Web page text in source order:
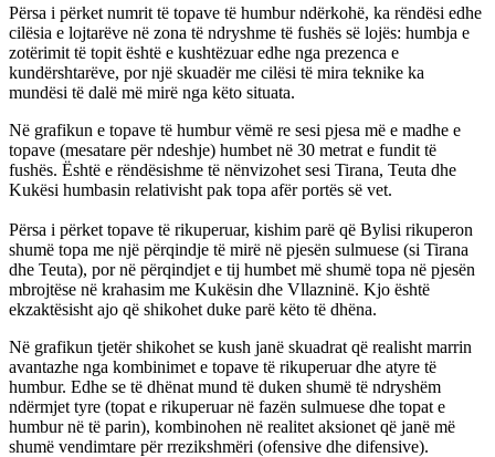
Përsa i përket numrit të topave të humbur ndërkohë, ka rëndësi edhe
cilësia e lojtarëve në zona të ndryshme të fushës së lojës: humbja e
zotërimit të topit është e kushtëzuar edhe nga prezenca e
kundërshtarëve, por një skuadër me cilësi të mira teknike ka
mundësi të dalë më mirë nga këto situata.
Në grafikun e topave të humbur vëmë re sesi pjesa më e madhe e
topave (mesatare për ndeshje) humbet në 30 metrat e fundit të
fushës. Është e rëndësishme të nënvizohet sesi Tirana, Teuta dhe
Kukësi humbasin relativisht pak topa afër portës së vet.
Përsa i përket topave të rikuperuar, kishim parë që Bylisi rikuperon
shumë topa me një përqindje të mirë në pjesën sulmuese (si Tirana
dhe Teuta), por në përqindjet e tij humbet më shumë topa në pjesën
mbrojtëse në krahasim me Kukësin dhe Vllazninë. Kjo është
ekzaktësisht ajo që shikohet duke parë këto të dhëna.
Në grafikun tjetër shikohet se kush janë skuadrat që realisht marrin
avantazhe nga kombinimet e topave të rikuperuar dhe atyre të
humbur. Edhe se të dhënat mund të duken shumë të ndryshëm
ndërmjet tyre (topat e rikuperuar në fazën sulmuese dhe topat e
humbur në të parin), kombinohen në realitet aksionet që janë më
shumë vendimtare për rrezikshmëri (ofensive dhe difensive).